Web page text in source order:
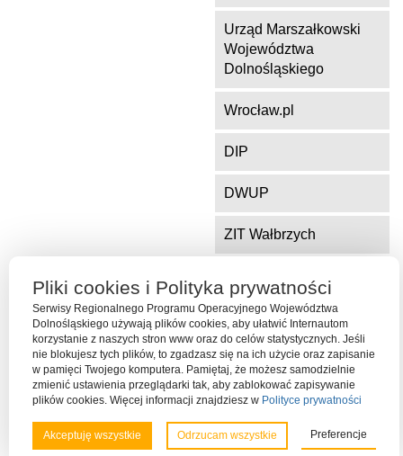
Urząd Marszałkowski
Województwa
Dolnośląskiego
Wrocław.pl
DIP
DWUP
ZIT Wałbrzych
Serwis współfinansowany ze środków Funduszu Spójności Unii
Europejskiej w ramach Programu Operacyjnego Pomoc Techniczna
2014-2020
Pliki cookies i Polityka prywatności
Serwisy Regionalnego Programu Operacyjnego Województwa
Dolnośląskiego używają plików cookies, aby ułatwić Internautom
korzystanie z naszych stron www oraz do celów statystycznych. Jeśli
nie blokujesz tych plików, to zgadzasz się na ich użycie oraz zapisanie
w pamięci Twojego komputera. Pamiętaj, że możesz samodzielnie
zmienić ustawienia przeglądarki tak, aby zablokować zapisywanie
plików cookies. Więcej informacji znajdziesz w Polityce prywatności
Akceptuję wszystkie Odrzucam wszystkie Preferencje